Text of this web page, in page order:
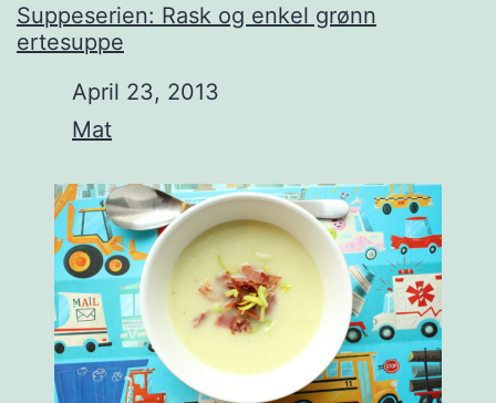
Suppeserien: Rask og enkel grønn
ertesuppe
April 23, 2013
In relation to
Mat